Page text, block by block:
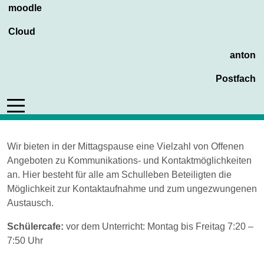
moodle
Cloud
anton
Postfach
Mobile Menu Toggle
Wir bieten in der Mittagspause eine Vielzahl von Offenen
Angeboten zu Kommunikations- und Kontaktmöglichkeiten
an. Hier besteht für alle am Schulleben Beteiligten die
Möglichkeit zur Kontaktaufnahme und zum ungezwungenen
Austausch.
Schülercafe: vor dem Unterricht: Montag bis Freitag 7:20 –
7:50 Uhr